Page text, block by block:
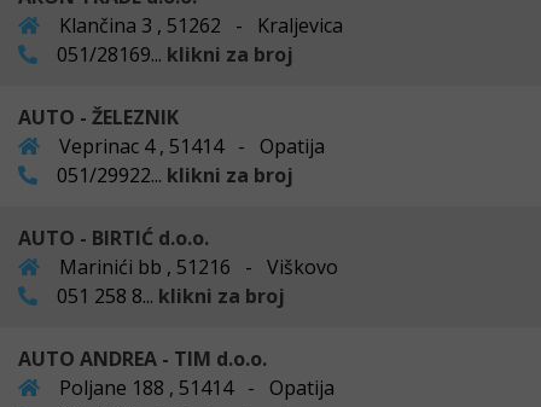
Klančina 3 , 51262 - Kraljevica
051/28169... klikni za broj
AUTO - ŽELEZNIK
Veprinac 4 , 51414 - Opatija
051/29922... klikni za broj
AUTO - BIRTIĆ d.o.o.
Marinići bb , 51216 - Viškovo
051 258 8... klikni za broj
AUTO ANDREA - TIM d.o.o.
Poljane 188 , 51414 - Opatija